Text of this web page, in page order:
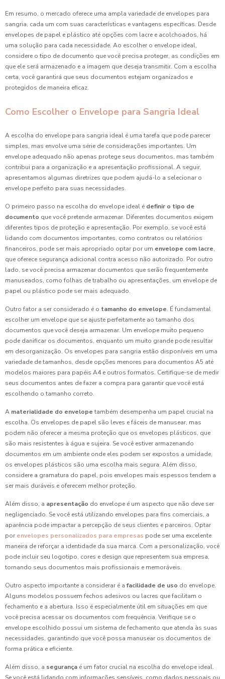
Em resumo, o mercado oferece uma ampla variedade de envelopes para
sangria, cada um com suas características e vantagens específicas. Desde
envelopes de papel e plástico até opções com lacre e acolchoados, há
uma solução para cada necessidade. Ao escolher o envelope ideal,
considere o tipo de documento que você precisa proteger, as condições em
que ele será armazenado e a imagem que deseja transmitir. Com a escolha
certa, você garantirá que seus documentos estejam organizados e
protegidos de maneira eficaz.
Como Escolher o Envelope para Sangria Ideal
A escolha do envelope para sangria ideal é uma tarefa que pode parecer
simples, mas envolve uma série de considerações importantes. Um
envelope adequado não apenas protege seus documentos, mas também
contribui para a organização e a apresentação profissional. A seguir,
apresentamos algumas diretrizes que podem ajudá-lo a selecionar o
envelope perfeito para suas necessidades.
O primeiro passo na escolha do envelope ideal é definir o tipo de
documento que você pretende armazenar. Diferentes documentos exigem
diferentes tipos de proteção e apresentação. Por exemplo, se você está
lidando com documentos importantes, como contratos ou relatórios
financeiros, pode ser mais apropriado optar por um envelope com lacre,
que oferece segurança adicional contra acesso não autorizado. Por outro
lado, se você precisa armazenar documentos que serão frequentemente
manuseados, como folhas de trabalho ou apresentações, um envelope de
papel ou plástico pode ser mais adequado.
Outro fator a ser considerado é o tamanho do envelope. É fundamental
escolher um envelope que se ajuste perfeitamente ao tamanho dos
documentos que você deseja armazenar. Um envelope muito pequeno
pode danificar os documentos, enquanto um muito grande pode resultar
em desorganização. Os envelopes para sangria estão disponíveis em uma
variedade de tamanhos, desde opções menores para documentos A5 até
modelos maiores para papéis A4 e outros formatos. Certifique-se de medir
seus documentos antes de fazer a compra para garantir que você está
escolhendo o tamanho correto.
A materialidade do envelope também desempenha um papel crucial na
escolha. Os envelopes de papel são leves e fáceis de manusear, mas
podem não oferecer a mesma proteção que os envelopes plásticos, que
são mais resistentes à água e sujeira. Se você estiver armazenando
documentos em um ambiente onde eles podem ser expostos a umidade,
os envelopes plásticos são uma escolha mais segura. Além disso,
considere a gramatura do papel, pois envelopes mais espessos tendem a
ser mais duráveis e oferecem melhor proteção.
Além disso, a apresentação do envelope é um aspecto que não deve ser
negligenciado. Se você está utilizando envelopes para fins comerciais, a
aparência pode impactar a percepção de seus clientes e parceiros. Optar
por envelopes personalizados para empresas pode ser uma excelente
maneira de reforçar a identidade da sua marca. Com a personalização, você
pode incluir seu logotipo, cores e design que representem sua empresa,
tornando seus documentos mais profissionais e memoráveis.
Outro aspecto importante a considerar é a facilidade de uso do envelope.
Alguns modelos possuem fechos adesivos ou lacres que facilitam o
fechamento e a abertura. Isso é especialmente útil em situações em que
você precisa acessar os documentos com frequência. Verifique se o
envelope escolhido possui um sistema de fechamento que atenda às suas
necessidades, garantindo que você possa manusear os documentos de
forma prática e eficiente.
Além disso, a segurança é um fator crucial na escolha do envelope ideal.